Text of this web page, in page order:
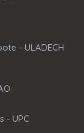
- ULADECH
- UPC